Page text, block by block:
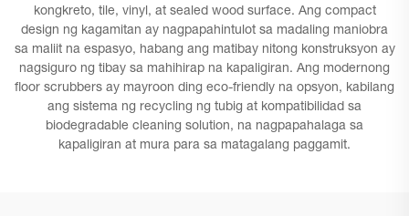
kongkreto, tile, vinyl, at sealed wood surface. Ang compact
design ng kagamitan ay nagpapahintulot sa madaling maniobra
sa maliit na espasyo, habang ang matibay nitong konstruksyon ay
nagsiguro ng tibay sa mahihirap na kapaligiran. Ang modernong
floor scrubbers ay mayroon ding eco-friendly na opsyon, kabilang
ang sistema ng recycling ng tubig at kompatibilidad sa
biodegradable cleaning solution, na nagpapahalaga sa
kapaligiran at mura para sa matagalang paggamit.